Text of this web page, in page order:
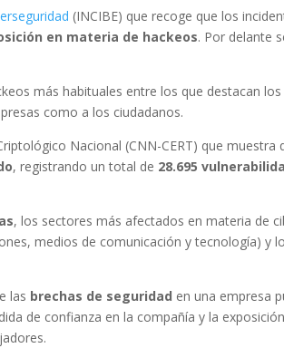
(INCIBE) que recoge que los
en materia de hackeos. Por delante
más habituales entre los que destacan los
como a los ciudadanos.
Nacional (CNN-CERT) que muestra
, registrando un total de 28.695
, los sectores más afectados en materia de
medios de comunicación y tecnología) y
las brechas de seguridad en una empresa
de confianza en la compañía y la